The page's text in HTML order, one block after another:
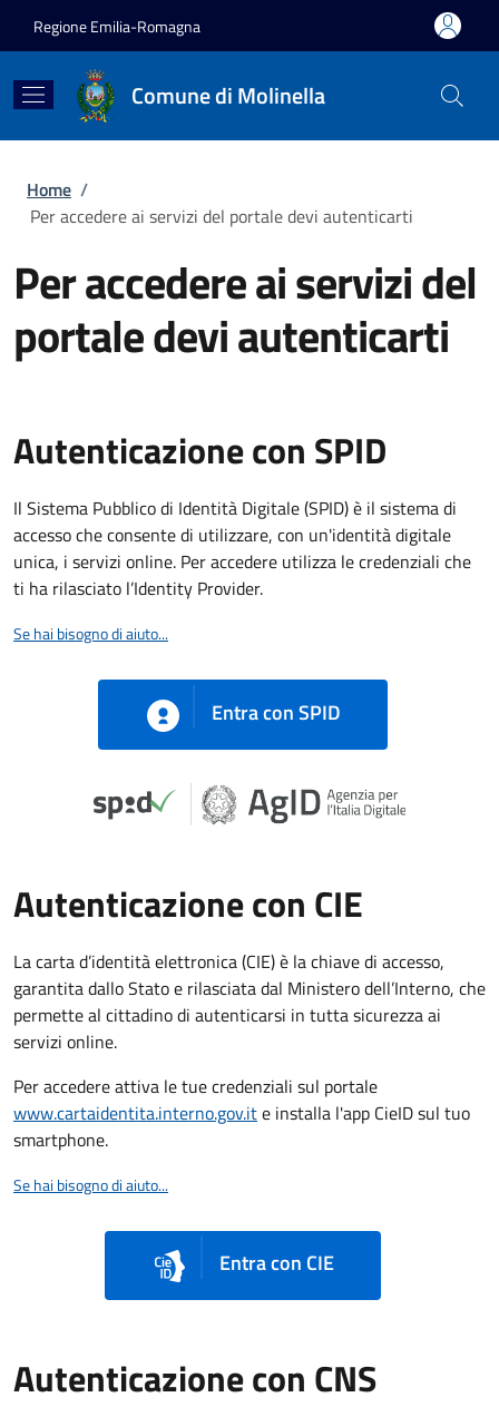
Regione Emilia-Romagna
Comune di Molinella
Briciole di pane
Home /
Per accedere ai servizi del portale devi autenticarti
Per accedere ai servizi del
portale devi autenticarti
Autenticazione con SPID
Il Sistema Pubblico di Identità Digitale (SPID) è il sistema di
accesso che consente di utilizzare, con un'identità digitale
unica, i servizi online. Per accedere utilizza le credenziali che
ti ha rilasciato l’Identity Provider.
Se hai bisogno di aiuto...
Entra con SPID
Autenticazione con CIE
La carta d’identità elettronica (CIE) è la chiave di accesso,
garantita dallo Stato e rilasciata dal Ministero dell’Interno, che
permette al cittadino di autenticarsi in tutta sicurezza ai
servizi online.
Per accedere attiva le tue credenziali sul portale
www.cartaidentita.interno.gov.ite installa l'app CieID sul tuo
smartphone.
Se hai bisogno di aiuto...
Entra con CIE
Autenticazione con CNS